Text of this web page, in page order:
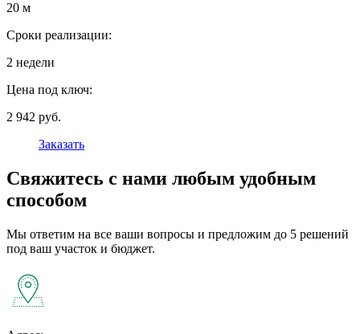
20 м
Сроки реализации:
2 недели
Цена под ключ:
2 942 руб.
Заказать
Свяжитесь с нами любым удобным
способом
Мы ответим на все ваши вопросы и предложим до 5 решений
под ваш участок и бюджет.